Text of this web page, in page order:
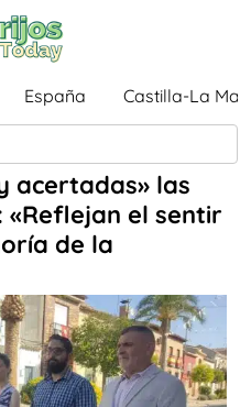
España Castilla-La
acertadas» las
el sentir
de la